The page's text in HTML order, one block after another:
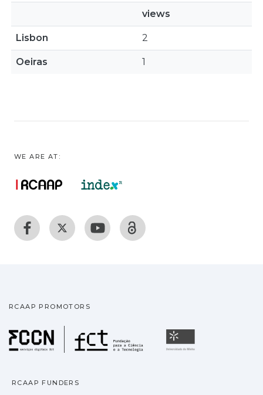
views
Lisbon 2
Oeiras 1
WE ARE AT:
RCAAP PROMOTORS
Fundação para a
RCAAP FUNDERS